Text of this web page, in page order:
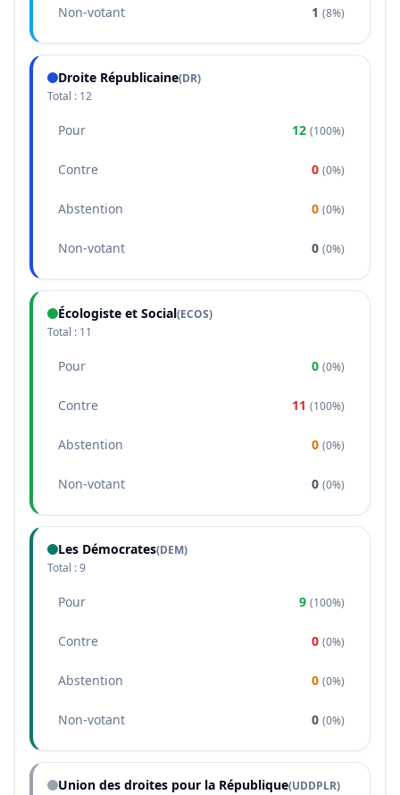
Non-votant 1 (8%)
Droite Républicaine(DR)
Total : 12
Pour 12 (100%)
Contre 0 (0%)
Abstention 0 (0%)
Non-votant 0 (0%)
Écologiste et Social(ECOS)
Total : 11
Pour 0 (0%)
Contre 11 (100%)
Abstention 0 (0%)
Non-votant 0 (0%)
Les Démocrates(DEM)
Total :9
Pour 9 (100%)
Contre 0 (0%)
Abstention 0 (0%)
Non-votant 0 (0%)
Union des droites pour la République(UDDPLR)